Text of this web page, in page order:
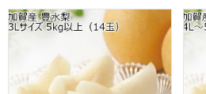
石川県加賀産 豊水梨 3Lサイズ 石